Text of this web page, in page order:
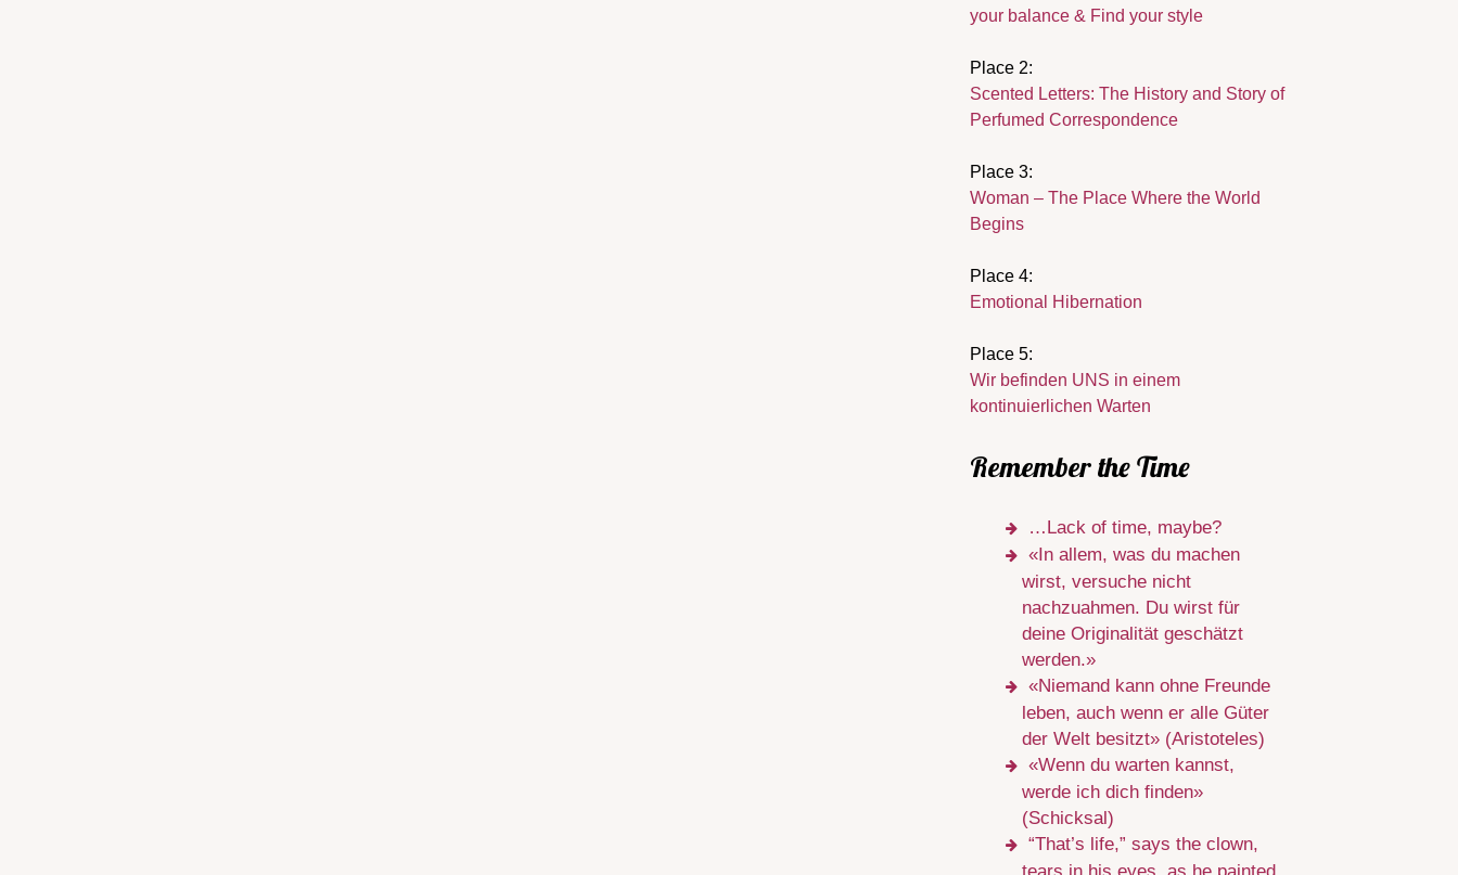
your balance & Find your style
Place 2:
Scented Letters: The History and Story of
Perfumed Correspondence
Place 3:
Woman – The Place Where the World
Begins
Place 4:
Emotional Hibernation
Place 5:
Wir befinden UNS in einem
kontinuierlichen Warten
Remember the Time
…Lack of time, maybe?
«In allem, was du machen
wirst, versuche nicht
nachzuahmen. Du wirst für
deine Originalität geschätzt
werden.»
«Niemand kann ohne Freunde
leben, auch wenn er alle Güter
der Welt besitzt» (Aristoteles)
«Wenn du warten kannst,
werde ich dich finden»
(Schicksal)
“That’s life,” says the clown,